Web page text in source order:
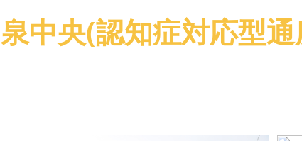
泉中央(認知症対応型